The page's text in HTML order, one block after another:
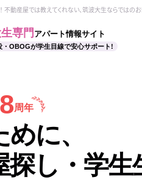
不動産屋では教えてくれない、筑波大生ならではの
専門 アパート情報サイト
・OBOGが学生目線で安心サポート!
8周年
に、
探し・学生